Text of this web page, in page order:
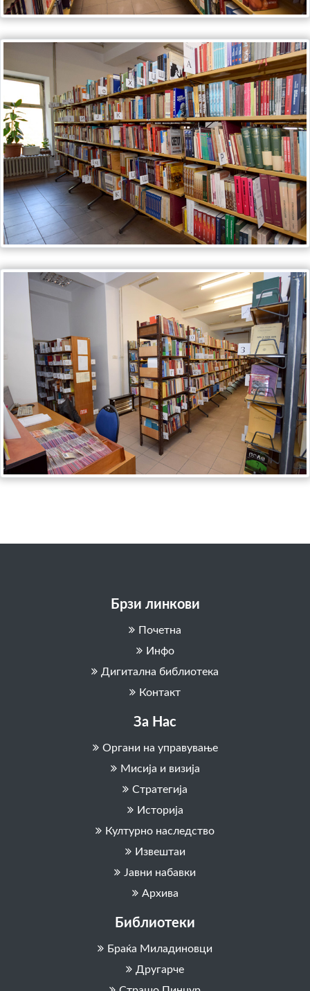
Брзи линкови
Почетна
Инфо
Дигитална библиотека
Контакт
За Нас
Органи на управување
Мисија и визија
Стратегија
Историја
Културно наследство
Извештаи
Јавни набавки
Архива
Библиотеки
Браќа Миладиновци
Другарче